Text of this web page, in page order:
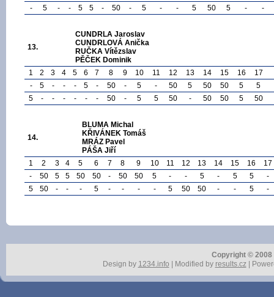
-
5 - - 5 5 - 50 - 5 - - 5 50 5 - -
13.
CUNDRLA Jaroslav
CUNDRLOVÁ Anička
RUČKA Vítězslav
PĚČEK Dominik
1
2 3 4 5 6 7 8 9 10 11 12 13 14 15 16
17
-
5 - - - 5 - 50 - 5 - 50 5 50 50 5
5
5
- - - - - - 50 - 5 5 50 - 50 50 5 50
14.
BLUMA Michal
KŘIVÁNEK Tomáš
MRÁZ Pavel
PÁŠA Jiří
1
2 3 4 5 6 7 8 9 10 11 12 13 14 15 16
17
-
50 5 5 50 50 - 50 50 5 - - 5 - 5 5
-
5
50 - - - 5 - - - - 5 50 50 - - 5 -
Copyright ©
Design by 1234.info | Modified by results.cz|